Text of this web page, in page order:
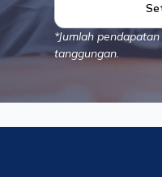
*Jumlah
tanggungan.